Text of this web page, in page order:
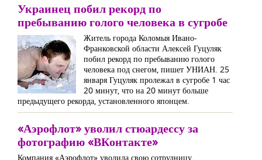
Украинец побил рекорд по
пребыванию голого человека в сугробе
Житель города Коломыя Ивано-
Франковской области Алексей Гуцуляк
побил рекорд по пребыванию голого
человека под снегом, пишет УНИАН. 25
января Гуцуляк пролежал в сугробе 1 час
20 минут, что на 20 минут больше
предыдущего рекорда, установленного японцем.
«Аэрофлот» уволил стюардессу за
фотографию «ВКонтакте»
Компания «Аэрофлот» уволила свою сотрудницу,